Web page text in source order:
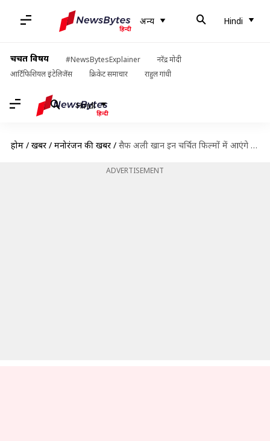
अन्य Hindi
चर्चित विषय #NewsBytesExplainer
नरेंद्र मोदी
आर्टिफिशियल इंटेलिजेंस
क्रिकेट समाचार राहुल गांधी
Hindi
होम / खबरें / मनोरंजन की खबरें / सैफ अली खान इन चर्चित फिल्मों में आएंगे नजर, एक में दिखाएंगे खलनायकी
ADVERTISEMENT